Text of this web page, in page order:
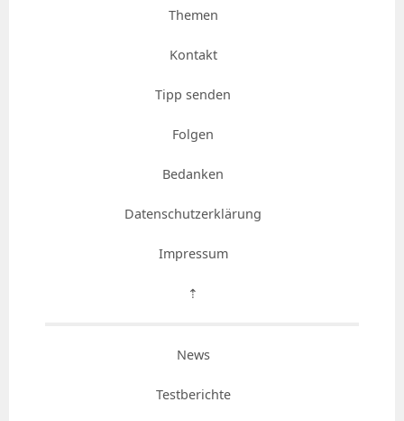
Themen
Kontakt
Tipp senden
Folgen
Bedanken
Datenschutzerklärung
Impressum
⇡
News
Testberichte